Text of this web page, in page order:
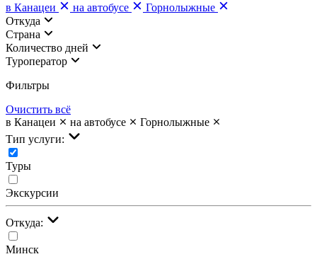
в Канацеи
на автобусе
Горнолыжные
Откуда
Страна
Количество дней
Туроператор
Фильтры
Очистить всё
в Канацеи
на автобусе
Горнолыжные
Тип услуги:
Туры
Экскурсии
Откуда:
Минск